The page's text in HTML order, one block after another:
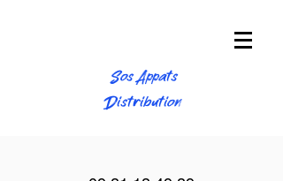
Sos Appats
Distribution